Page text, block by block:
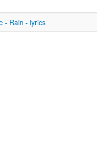
- Rain - lyrics